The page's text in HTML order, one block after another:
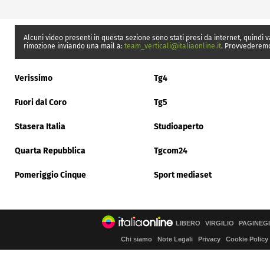
Alcuni video presenti in questa sezione sono stati presi da internet,
rimozione inviando una mail a: team_verticali@italiaonline.it.
Verissimo Tg4
Fuori dal Coro Tg5
Stasera Italia Studioaperto
Quarta Repubblica Tgcom24
Pomeriggio Cinque Sport mediaset
LIBERO VIRGILIO
Chi siamo Note Legali Privacy Cookie Policy